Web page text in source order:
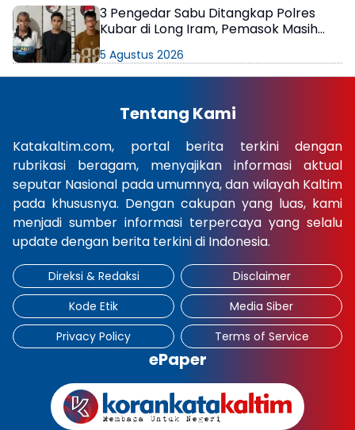
3 Pengedar Sabu Ditangkap Polres
Kubar di Long Iram, Pemasok Masih
5 Agustus 2026
Tentang Kami
Katakaltim.com, portal berita terkini dengan
rubrikasi beragam, menyajikan informasi aktual
seputar Nasional pada umumnya, dan wilayah Kaltim
pada khususnya. Dengan cakupan yang luas, kami
menjadi sumber informasi terpercaya yang selalu
update dengan berita terkini di Indonesia.
Direksi & Redaksi
Disclaimer
Kode Etik
Media Siber
Privacy Policy
Terms of Service
ePaper